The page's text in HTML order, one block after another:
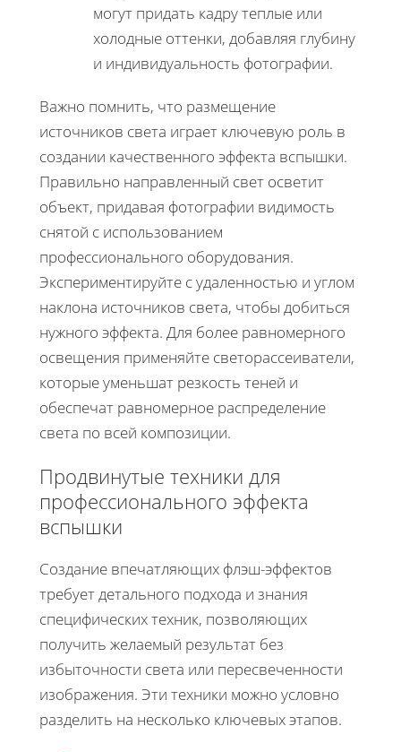
могут придать кадру теплые или
холодные оттенки, добавляя глубину
и индивидуальность фотографии.
Важно помнить, что размещение
источников света играет ключевую роль в
создании качественного эффекта вспышки.
Правильно направленный свет осветит
объект, придавая фотографии видимость
снятой с использованием
профессионального оборудования.
Экспериментируйте с удаленностью и углом
наклона источников света, чтобы добиться
нужного эффекта. Для более равномерного
освещения применяйте светорассеиватели,
которые уменьшат резкость теней и
обеспечат равномерное распределение
света по всей композиции.
Продвинутые техники для
профессионального эффекта
вспышки
Создание впечатляющих флэш-эффектов
требует детального подхода и знания
специфических техник, позволяющих
получить желаемый результат без
избыточности света или пересвеченности
изображения. Эти техники можно условно
разделить на несколько ключевых этапов.